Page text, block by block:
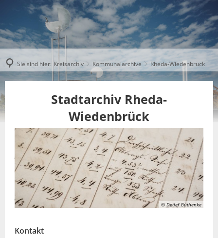
Sie sind hier: Kreisarchiv Kommunalarchive Rheda-Wiedenbrück
Stadtarchiv Rheda-
Wiedenbrück
© Detlef Güthenke
Kontakt